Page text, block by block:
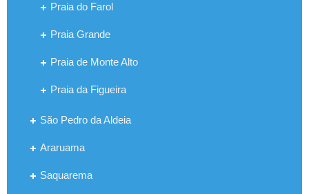
Praia do Farol
Praia Grande
Praia de Monte Alto
Praia da Figueira
São Pedro da Aldeia
Araruama
Saquarema